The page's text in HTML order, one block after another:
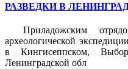
РАЗВЕДКИ В
Приладожским
археологической
в Кингисеппском,
Ленинградской обл